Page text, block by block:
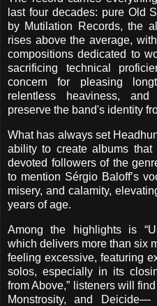
last four decades: pure Old
by Mutilation Records, the
rises above the average,
compositions dedicated to
sacrificing technical
concern for pleasing
relentless heaviness,
preserve the band's identity
What has always set
ability to create albums that
devoted followers of the
to mention Sérgio Baloff’s
misery, and calamity,
years of age.
Among the highlights is
which delivers more than six
feeling excessive, featuring
solos, especially in its
from Above,” listeners will
Monstrosity, and